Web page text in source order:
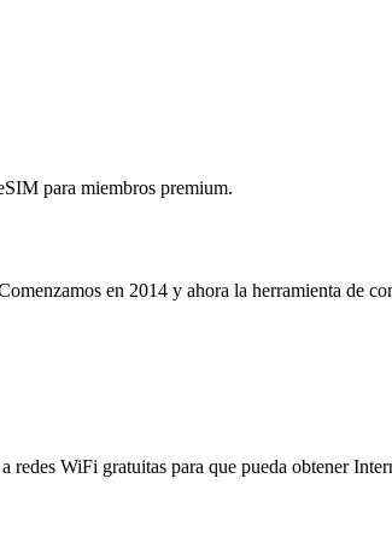
para miembros premium.
en 2014 y ahora la herramienta de
WiFi gratuitas para que pueda obtener